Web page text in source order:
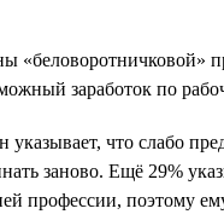
«беловоротничковой»
заработок по
что слабо
заново. Ещё 29%
профессии, поэтому